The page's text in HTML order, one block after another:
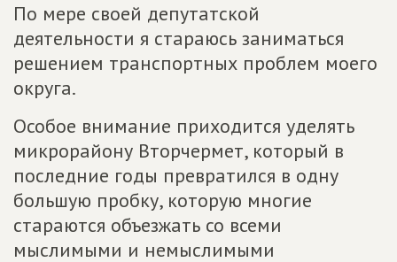
По мере своей депутатской
деятельности я стараюсь заниматься
решением транспортных проблем моего
округа.
Особое внимание приходится уделять
микрорайону Вторчермет, который в
последние годы превратился в одну
большую пробку, которую многие
стараются объезжать со всеми
мыслимыми и немыслимыми